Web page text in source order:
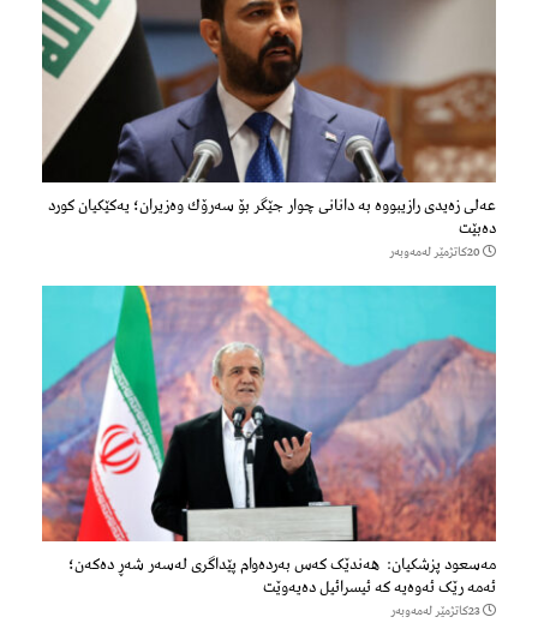
عەلی زەیدی رازیبووە بە دانانی چوار جێگر بۆ سەرۆك وەزیران؛ یەكێكیان كورد
دەبێت
20كاتژمێر لەمەوبەر
مەسعود پزشكیان: هەندێک کەس بەردەوام پێداگری لەسەر شەڕ دەكەن؛
ئەمە رێک ئەوەیە کە ئیسرائیل دەیەوێت
23كاتژمێر لەمەوبەر